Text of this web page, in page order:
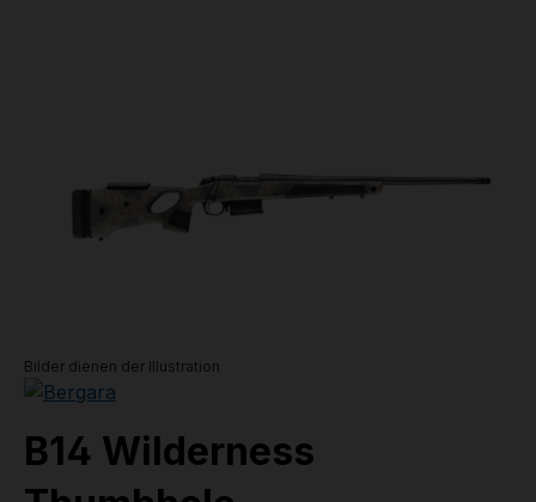
Bilder dienen der Illustration
B14 Wilderness